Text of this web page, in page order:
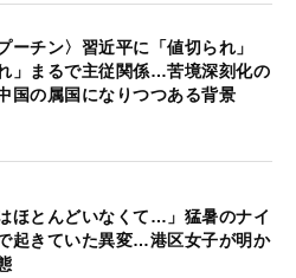
ーチン〉習近平に「値切られ」
れ」まるで主従関係…苦境深刻化の
国の属国になりつつある背景
ほとんどいなくて…」猛暑のナイ
起きていた異変…港区女子が明か